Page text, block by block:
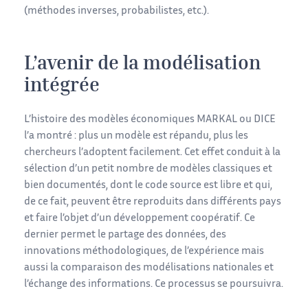
(méthodes inverses, probabilistes, etc.).
L’avenir de la modélisation
intégrée
L’histoire des modèles économiques MARKAL ou DICE
l’a montré : plus un modèle est répandu, plus les
chercheurs l’adoptent facilement. Cet effet conduit à la
sélection d’un petit nombre de modèles classiques et
bien documentés, dont le code source est libre et qui,
de ce fait, peuvent être reproduits dans différents pays
et faire l’objet d’un développement coopératif. Ce
dernier permet le partage des données, des
innovations méthodologiques, de l’expérience mais
aussi la comparaison des modélisations nationales et
l’échange des informations. Ce processus se poursuivra.